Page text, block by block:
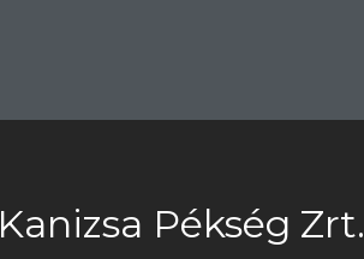
Kanizsa Pékség Zrt.